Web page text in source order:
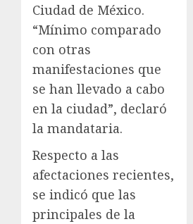
Ciudad de México.
“Mínimo comparado
con otras
manifestaciones que
se han llevado a cabo
en la ciudad”, declaró
la mandataria.
Respecto a las
afectaciones recientes,
se indicó que las
principales de la